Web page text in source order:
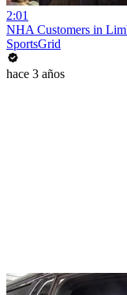
2:01
NHA Customers in
SportsGrid
hace 3 años